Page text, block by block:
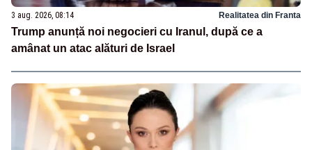
3 aug. 2026, 08:14 Realitatea din Franta
Trump anunță noi negocieri cu Iranul, după ce a
amânat un atac alături de Israel